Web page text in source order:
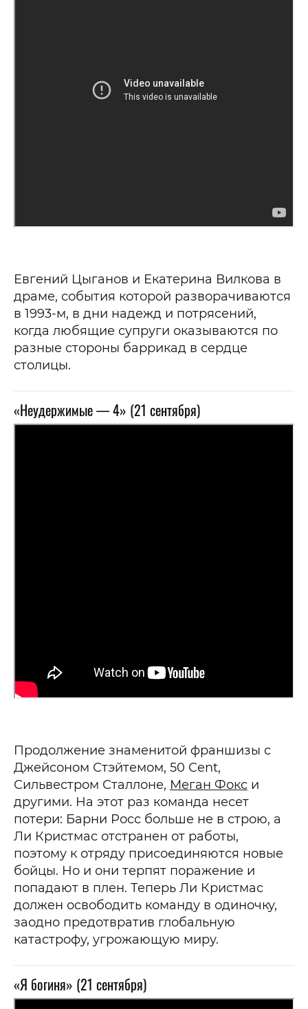
Евгений Цыганов и Екатерина Вилкова в
драме, события которой разворачиваются
в 1993-м, в дни надежд и потрясений,
когда любящие супруги оказываются по
разные стороны баррикад в сердце
столицы.
«Неудержимые — 4» (21 сентября)
Продолжение знаменитой франшизы с
Джейсоном Стэйтемом, 50 Cent,
Сильвестром Сталлоне, Меган Фокс и
другими. На этот раз команда несет
потери: Барни Росс больше не в строю, а
Ли Кристмас отстранен от работы,
поэтому к отряду присоединяются новые
бойцы. Но и они терпят поражение и
попадают в плен. Теперь Ли Кристмас
должен освободить команду в одиночку,
заодно предотвратив глобальную
катастрофу, угрожающую миру.
«Я богиня» (21 сентября)